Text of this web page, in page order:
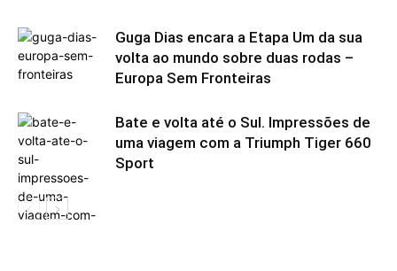
Guga Dias encara a Etapa Um da sua
volta ao mundo sobre duas rodas –
Europa Sem Fronteiras
Bate e volta até o Sul. Impressões de
uma viagem com a Triumph Tiger 660
Sport